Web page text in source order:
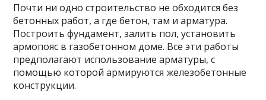
Почти ни одно строительство не обходится без
бетонных работ, а где бетон, там и арматура.
Построить фундамент, залить пол, установить
армопояс в газобетонном доме. Все эти работы
предполагают использование арматуры, с
помощью которой армируются железобетонные
конструкции.